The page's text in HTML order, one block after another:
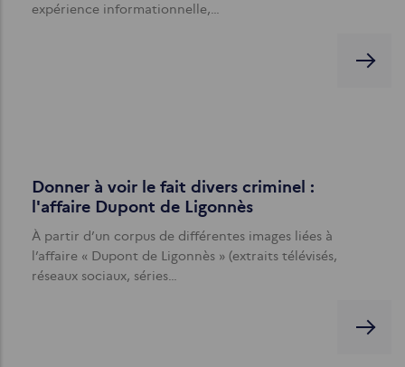
expérience informationnelle,…
Donner à voir le fait divers criminel :
l'affaire Dupont de Ligonnès
À partir d’un corpus de différentes images liées à
l’affaire « Dupont de Ligonnès » (extraits télévisés,
réseaux sociaux, séries…